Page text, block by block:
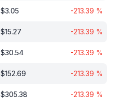
$3.05 -213.39 %
$15.27 -213.39 %
$30.54 -213.39 %
$152.69 -213.39 %
$305.38 -213.39 %